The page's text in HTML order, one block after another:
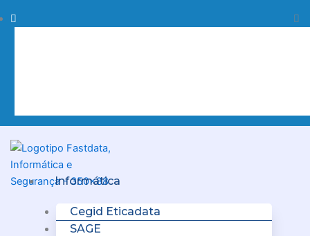
to
Procurar
Informática
Cegid Eticadata
SAGE
Menu